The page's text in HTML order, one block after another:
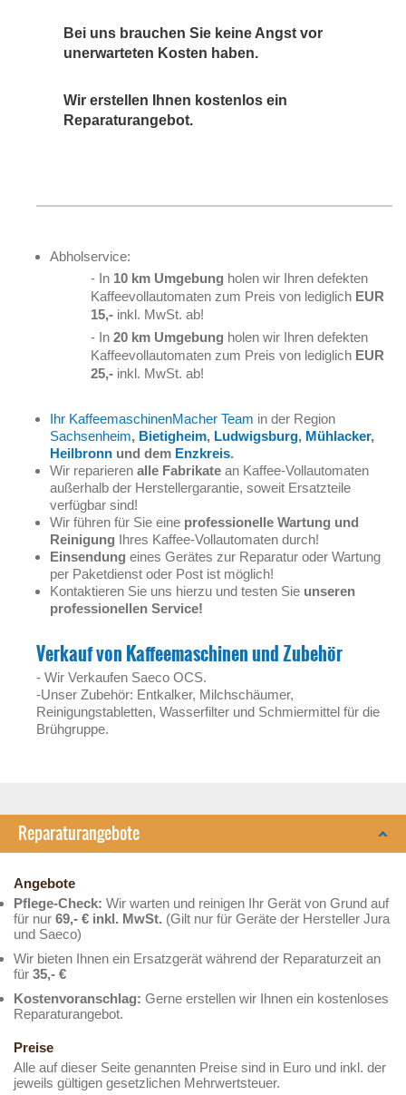
Bei uns brauchen Sie keine Angst vor
unerwarteten Kosten haben.
Wir erstellen Ihnen kostenlos ein
Reparaturangebot.
Abholservice:
- In 10 km Umgebung holen wir Ihren defekten
Kaffeevollautomaten zum Preis von lediglich EUR
15,- inkl. MwSt. ab!
- In 20 km Umgebung holen wir Ihren defekten
Kaffeevollautomaten zum Preis von lediglich EUR
25,- inkl. MwSt. ab!
Ihr KaffeemaschinenMacher Team in der Region
Sachsenheim, Bietigheim, Ludwigsburg, Mühlacker,
Heilbronn und dem Enzkreis.
Wir reparieren alle Fabrikate an Kaffee-Vollautomaten
außerhalb der Herstellergarantie, soweit Ersatzteile
verfügbar sind!
Wir führen für Sie eine professionelle Wartung und
Reinigung Ihres Kaffee-Vollautomaten durch!
Einsendung eines Gerätes zur Reparatur oder Wartung
per Paketdienst oder Post ist möglich!
Kontaktieren Sie uns hierzu und testen Sie unseren
professionellen Service!
Verkauf von Kaffeemaschinen und Zubehör
- Wir Verkaufen Saeco OCS.
-Unser Zubehör: Entkalker, Milchschäumer,
Reinigungstabletten, Wasserfilter und Schmiermittel für die
Brühgruppe.
Reparaturangebote
Angebote
Pflege-Check: Wir warten und reinigen Ihr Gerät von Grund auf
für nur 69,- € inkl. MwSt. (Gilt nur für Geräte der Hersteller Jura
und Saeco)
Wir bieten Ihnen ein Ersatzgerät während der Reparaturzeit an
für 35,- €
Kostenvoranschlag: Gerne erstellen wir Ihnen ein kostenloses
Reparaturangebot.
Preise
Alle auf dieser Seite genannten Preise sind in Euro und inkl. der
jeweils gültigen gesetzlichen Mehrwertsteuer.